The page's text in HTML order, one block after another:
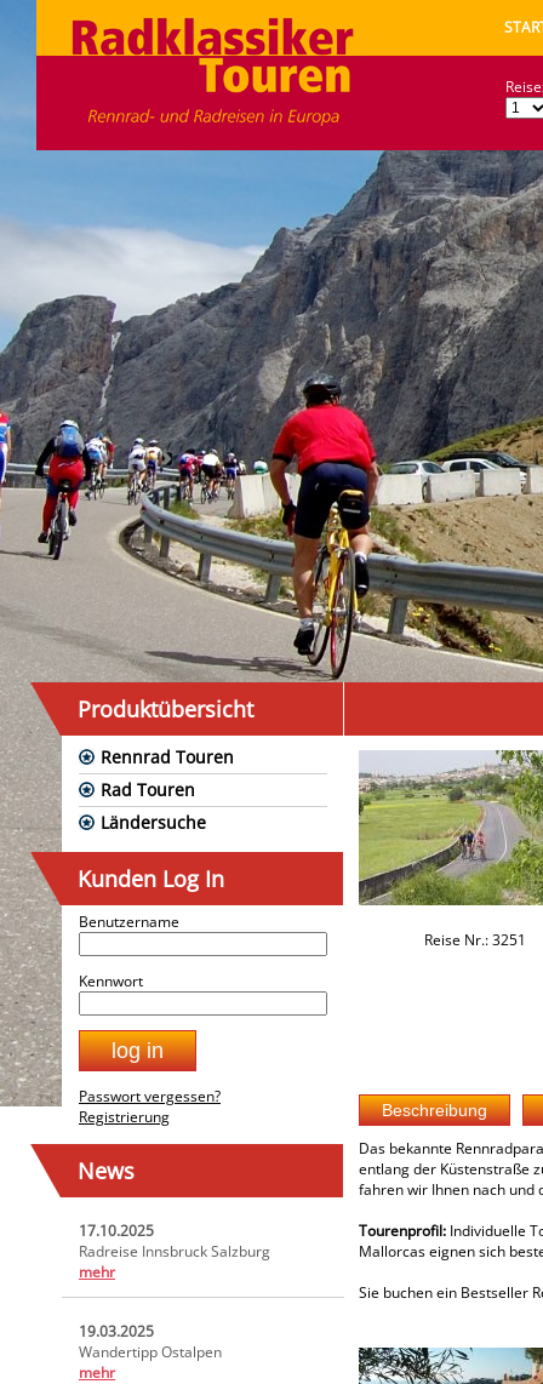
Produktübersicht
Rennrad Touren
Rad Touren
Ländersuche
Kunden Log In
Benutzername
Kennwort
Passwort vergessen?
Registrierung
News
17.10.2025
Radreise Innsbruck Salzburg
mehr
19.03.2025
Wandertipp Ostalpen
mehr
Reise Nr.: 3251
Das bekannte
entlang der Küstenstraße
fahren wir Ihnen nach und
Tourenprofil: Individuelle
Mallorcas eignen sich
Sie buchen ein Bestseller